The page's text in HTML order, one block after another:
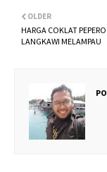
OLDER
HARGA COKLAT
LANGKAWI MELAMPAU